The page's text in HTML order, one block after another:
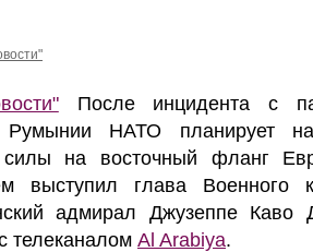
После инцидента с
Румынии НАТО планирует
силы на восточный фланг
выступил глава Военного
адмирал Джузеппе Каво
телеканалом Al Arabiya.